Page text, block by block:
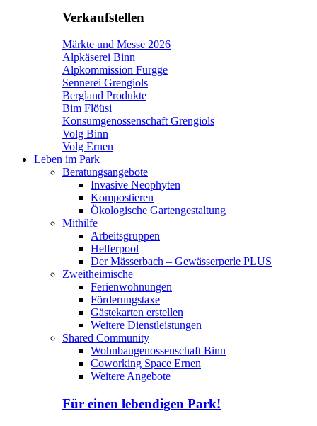
Verkaufstellen
Märkte und Messe 2026
Alpkäserei Binn
Alpkommission Furgge
Sennerei Grengiols
Bergland Produkte
Bim Flöüsi
Konsumgenossenschaft Grengiols
Volg Binn
Volg Ernen
Leben im Park
Beratungsangebote
Invasive Neophyten
Kompostieren
Ökologische Gartengestaltung
Mithilfe
Arbeitsgruppen
Helferpool
Der Mässerbach – Gewässerperle PLUS
Zweitheimische
Ferienwohnungen
Förderungstaxe
Gästekarten erstellen
Weitere Dienstleistungen
Shared Community
Wohnbaugenossenschaft Binn
Coworking Space Ernen
Weitere Angebote
Für einen lebendigen Park!